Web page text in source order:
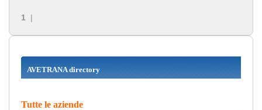
1 |
AVETRANA directory
Tutte le aziende